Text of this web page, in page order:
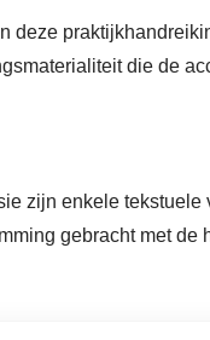
deze
die de
zijn enkele
gebracht met